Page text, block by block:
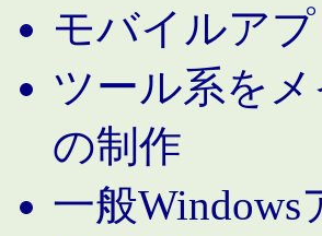
モバイルア
ツール系を
の制作
一般